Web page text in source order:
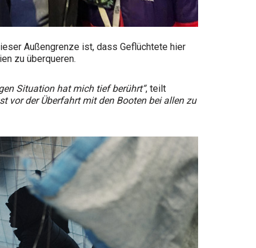
Außengrenze ist, dass Geflüchtete hier
zu überqueren.
Situation hat mich tief berührt“, teilt
vor der Überfahrt mit den Booten bei allen zu